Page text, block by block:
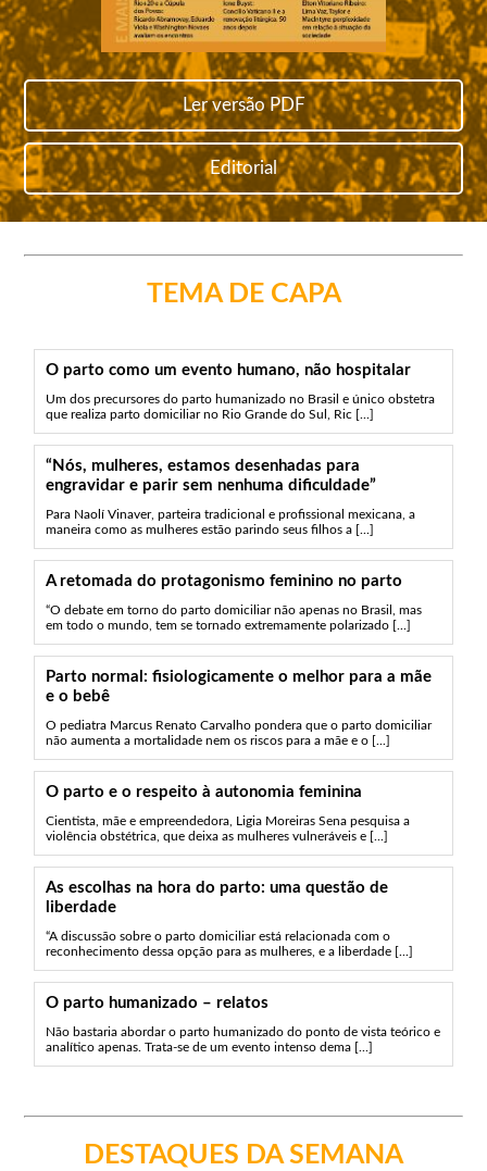
Ler versão PDF
Editorial
TEMA DE CAPA
O parto como um evento humano, não hospitalar
Um dos precursores do parto humanizado no Brasil e único obstetra
que realiza parto domiciliar no Rio Grande do Sul, Ric [...]
“Nós, mulheres, estamos desenhadas para
engravidar e parir sem nenhuma dificuldade”
Para Naolí Vinaver, parteira tradicional e profissional mexicana, a
maneira como as mulheres estão parindo seus filhos a [...]
A retomada do protagonismo feminino no parto
“O debate em torno do parto domiciliar não apenas no Brasil, mas
em todo o mundo, tem se tornado extremamente polarizado [...]
Parto normal: fisiologicamente o melhor para a mãe
e o bebê
O pediatra Marcus Renato Carvalho pondera que o parto domiciliar
não aumenta a mortalidade nem os riscos para a mãe e o [...]
O parto e o respeito à autonomia feminina
Cientista, mãe e empreendedora, Ligia Moreiras Sena pesquisa a
violência obstétrica, que deixa as mulheres vulneráveis e [...]
As escolhas na hora do parto: uma questão de
liberdade
“A discussão sobre o parto domiciliar está relacionada com o
reconhecimento dessa opção para as mulheres, e a liberdade [...]
O parto humanizado – relatos
Não bastaria abordar o parto humanizado do ponto de vista teórico e
analítico apenas. Trata-se de um evento intenso dema [...]
DESTAQUES DA SEMANA